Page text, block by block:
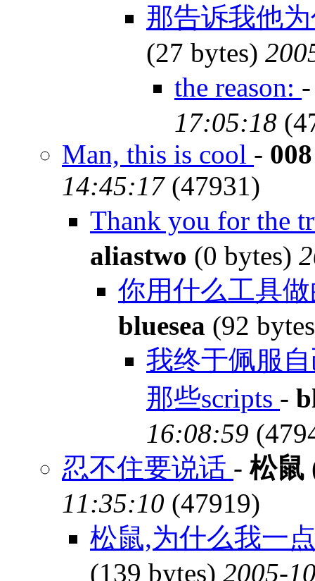
那告诉我他
(27 bytes)
the reason:
17:05:18
Man, this is cool - 008
14:45:17(47931)
Thank you for the
aliastwo (0 bytes)
你用什么工具
bluesea (92
我终于佩服
那些scripts -
16:08:59
忍不住要说话 - 松鼠
11:35:10 (47919)
松鼠,为什么我一
(139 bytes) 2005-